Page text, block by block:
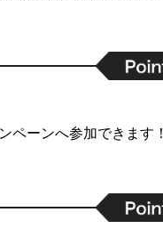
ペーンへ参加できます！